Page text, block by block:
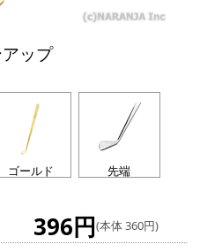
ップ
ゴールド 先端
396円(本体 360円)